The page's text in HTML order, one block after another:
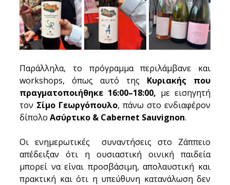
Παράλληλα, το πρόγραμμα περιλάμβανε και
workshops, όπως αυτό της Κυριακής που
πραγματοποιήθηκε 16:00–18:00, με εισηγητή
τον Σίμο Γεωργόπουλο, πάνω στο ενδιαφέρον
δίπολο Ασύρτικο & Cabernet Sauvignon.
Οι ενημερωτικές  συναντήσεις στο Ζάππειο
απέδειξαν ότι η ουσιαστική οινική παιδεία
μπορεί να είναι προσβάσιμη, απολαυστική και
πρακτική και ότι η υπεύθυνη κατανάλωση δεν